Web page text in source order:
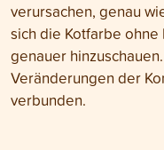
verursachen, genau
sich die Kotfarbe
genauer
Veränderungen der
verbunden.